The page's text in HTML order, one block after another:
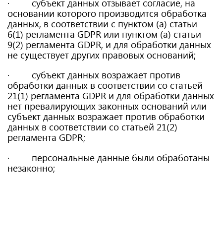
основании которого производится обработка
данных, в соответствии с пунктом (а) статьи
6(1) регламента GDPR или пунктом (а) статьи
9(2) регламента GDPR, и для обработки данных
не существует других правовых оснований;
· субъект данных возражает против
обработки данных в соответствии со статьей
21(1) регламента GDPR и для обработки данных
нет превалирующих законных оснований или
субъект данных возражает против обработки
данных в соответствии со статьей 21(2)
регламента GDPR;
· персональные данные были обработаны
незаконно;